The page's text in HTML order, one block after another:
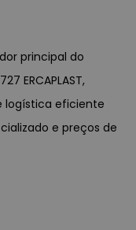
principal do
ERCAPLAST,
logística eficiente
e preços de